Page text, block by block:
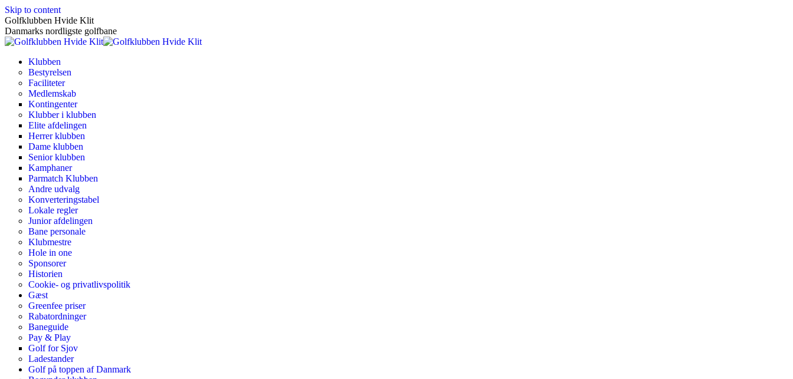
Skip to content
Golfklubben Hvide Klit
Danmarks nordligste golfbane
Klubben
Bestyrelsen
Faciliteter
Medlemskab
Kontingenter
Klubber i klubben
Elite afdelingen
Herrer klubben
Dame klubben
Senior klubben
Kamphaner
Parmatch Klubben
Andre udvalg
Konverteringstabel
Lokale regler
Junior afdelingen
Bane personale
Klubmestre
Hole in one
Sponsorer
Historien
Cookie- og privatlivspolitik
Gæst
Greenfee priser
Rabatordninger
Baneguide
Pay & Play
Golf for Sjov
Ladestander
Golf på toppen af Danmark